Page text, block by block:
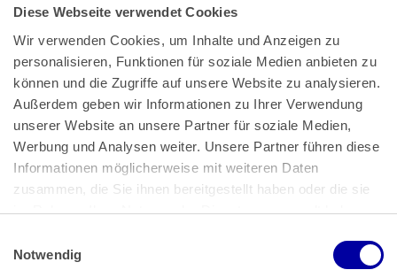
Diese Webseite verwendet Cookies
Wir verwenden Cookies, um Inhalte und Anzeigen zu
personalisieren, Funktionen für soziale Medien anbieten zu
können und die Zugriffe auf unsere Website zu analysieren.
Außerdem geben wir Informationen zu Ihrer Verwendung
unserer Website an unsere Partner für soziale Medien,
Werbung und Analysen weiter. Unsere Partner führen diese
Informationen möglicherweise mit weiteren Daten
zusammen, die Sie ihnen bereitgestellt haben oder die sie
im Rahmen Ihrer Nutzung der Dienste gesammelt haben.
Impressum
Notwendig
Bundeskanzlerplatz 2
53113 Bonn
Pressemitteilungen|AGB
Impressum|Datenschutz